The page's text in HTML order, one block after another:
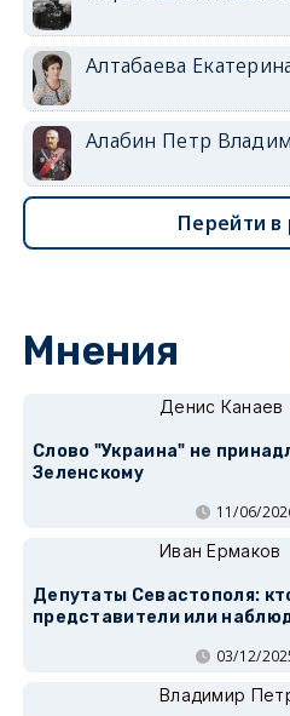
Алтабаева
Алабин Петр
Перейти в
Мнения
Денис Канаев
Слово "Украина" не
Зеленскому
11/06/
Иван Ермаков
Депутаты Севастополя:
представители или
03/12/
Владимир